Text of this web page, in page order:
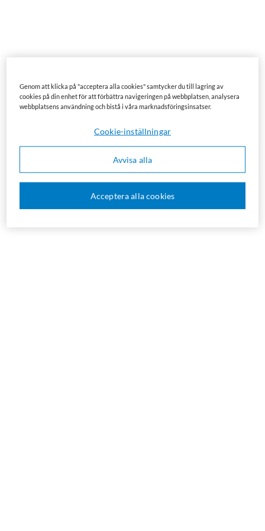
Genom att klicka på "acceptera alla cookies" samtycker du till lagring av
cookies på din enhet för att förbättra navigeringen på webbplatsen, analysera
webbplatsens användning och bistå i våra marknadsföringsinsatser.
Avvisa alla
Acceptera alla cookies
Cookie-inställningar